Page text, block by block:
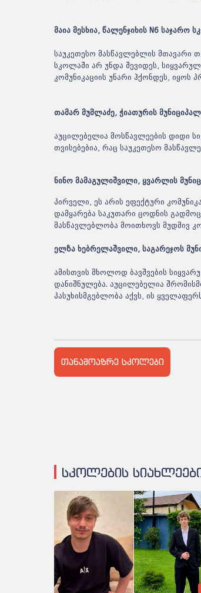
მაია მესხია, წალენჯიხის N6
საუკეთესო მასწავლებლის მთავარი
სკოლაში არ უნდა შევიდეს,
კომუნიკაციის უნარი ჰქონდეს, იყოს
თამარ მუმლაძე, ჭიათურის
აუცილებელია მოსწავლეების დიდი
თვისებებია, რაც საუკეთესო
ნინო მამაგულიშვილი, ყვარლის
პირველი, ეს არის ეფექტური
დამყარება საკუთარი ცოდნის
მასწავლებლობა მოითხოვს მუდმივ
ელზა ხებრელაშვილი, საგარეჯოს
ამისთვის მხოლოდ ბავშვების
დანიშნულება. აუცილებელია
პასუხისმგებლობა აქვს, ის
თანამოაზრე სკოლები
სკოლების